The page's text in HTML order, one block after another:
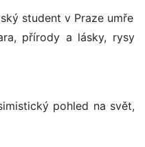
student v Praze umře
přírody a lásky, rysy
pohled na svět,